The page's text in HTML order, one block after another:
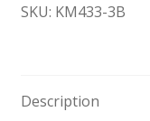
Piattaforme
Shop
SKU: KM433-3B
Description